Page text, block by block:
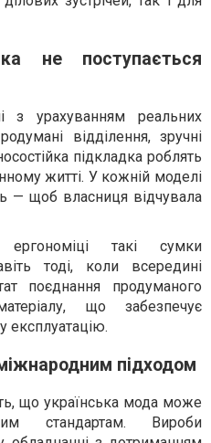
не поступається
з урахуванням реальних
відділення, зручні
підкладка роблять
житті. У кожній моделі
— щоб власниця відчувала
ергономіці такі сумки
тоді, коли всередині
поєднання продуманого
що забезпечує
експлуатацію.
підходом
що українська мода може
стандартам. Вироби